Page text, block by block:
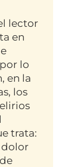
lector
en
lo
en la
los
trata:
dolor